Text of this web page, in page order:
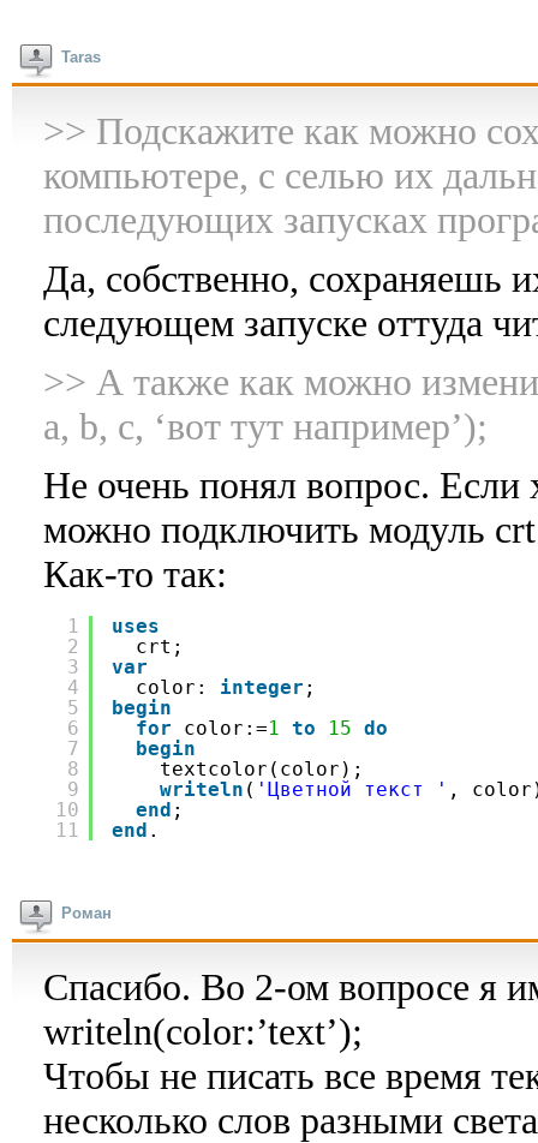
Taras
>> Подскажите как можно
компьютере, с селью их
последующих запусках
Да, собственно, сохраняешь
следующем запуске оттуда
>> А также как можно
a, b, c, ‘вот тут например’);
Не очень понял вопрос. Если
можно подключить модуль
Как-то так:
1
2
3
4
5
6
7
8
9
10
11
uses
crt;
var
color: integer ;
begin
for
color:=1 to 15 do
begin
textcolor(color);
writeln ( 'Цветной текст ' ,
end ;
end .
Роман
Спасибо. Во 2-ом вопросе я
writeln(color:’text’);
Чтобы не писать все время
несколько слов разными